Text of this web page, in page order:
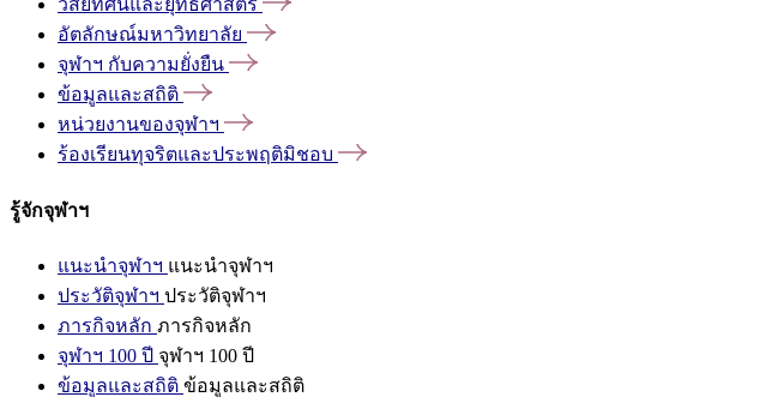
วิสัยทัศน์และยุทธศาสตร์
อัตลักษณ์มหาวิทยาลัย
จุฬาฯ กับความยั่งยืน
ข้อมูลและสถิติ
หน่วยงานของจุฬาฯ
ร้องเรียนทุจริตและประพฤติมิชอบ
รู้จักจุฬาฯ
แนะนำจุฬาฯ แนะนำจุฬาฯ
ประวัติจุฬาฯ ประวัติจุฬาฯ
ภารกิจหลัก ภารกิจหลัก
จุฬาฯ 100 ปี จุฬาฯ 100 ปี
ข้อมูลและสถิติ ข้อมูลและสถิติ